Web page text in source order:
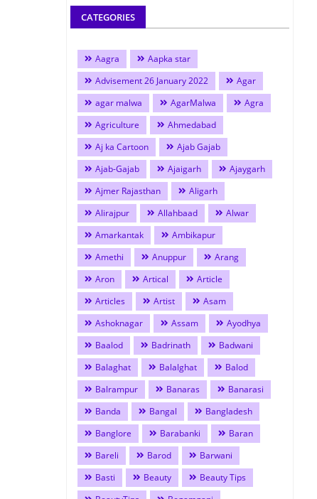
CATEGORIES
Aagra
Aapka star
Advisement 26 January 2022
Agar
agar malwa
AgarMalwa
Agra
Agriculture
Ahmedabad
Aj ka Cartoon
Ajab Gajab
Ajab-Gajab
Ajaigarh
Ajaygarh
Ajmer Rajasthan
Aligarh
Alirajpur
Allahbaad
Alwar
Amarkantak
Ambikapur
Amethi
Anuppur
Arang
Aron
Artical
Article
Articles
Artist
Asam
Ashoknagar
Assam
Ayodhya
Baalod
Badrinath
Badwani
Balaghat
Balalghat
Balod
Balrampur
Banaras
Banarasi
Banda
Bangal
Bangladesh
Banglore
Barabanki
Baran
Bareli
Barod
Barwani
Basti
Beauty
Beauty Tips